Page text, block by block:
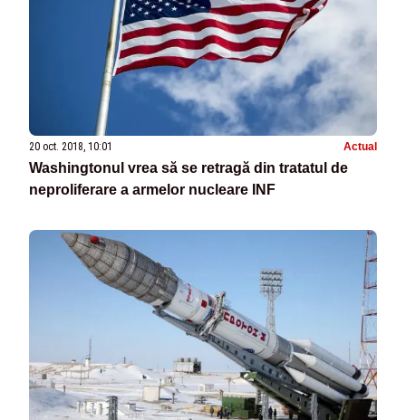
20 oct. 2018, 10:01 Actual
Washingtonul vrea să se retragă din tratatul de
neproliferare a armelor nucleare INF